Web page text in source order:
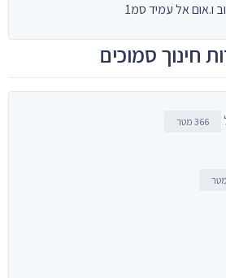
ו.אום אל עמיד סמ1
חינוך סמוכים
366 מטר